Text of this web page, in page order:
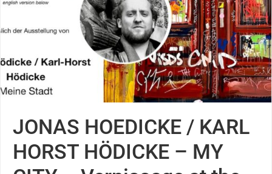
JONAS HOEDICKE / KARL
HORST HÖDICKE – MY